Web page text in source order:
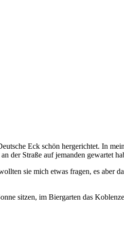
Eck schön hergerichtet. In
der Straße auf jemanden gewartet
sie mich etwas fragen, es aber
sitzen, im Biergarten das